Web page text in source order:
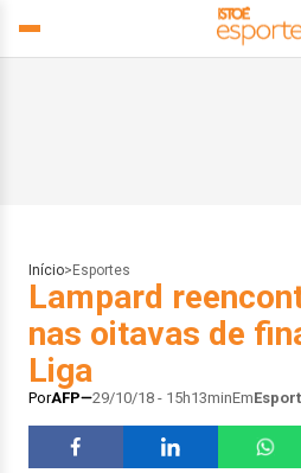
Início> Esportes
Lampard
nas oitavas de
Liga
PorAFP 29/10/18 - 15h13minEm